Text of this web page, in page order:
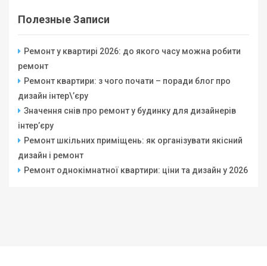
Полезные Записи
Ремонт у квартирі 2026: до якого часу можна робити
ремонт
Ремонт квартири: з чого почати – поради блог про
дизайн інтер\’єру
Значення снів про ремонт у будинку для дизайнерів
інтер’єру
Ремонт шкільних приміщень: як організувати якісний
дизайн і ремонт
Ремонт однокімнатної квартири: ціни та дизайн у 2026